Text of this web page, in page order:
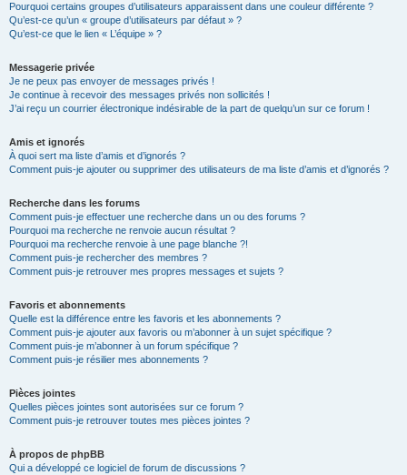
Pourquoi certains groupes d’utilisateurs apparaissent dans une couleur différente ?
Qu’est-ce qu’un « groupe d’utilisateurs par défaut » ?
Qu’est-ce que le lien « L’équipe » ?
Messagerie privée
Je ne peux pas envoyer de messages privés !
Je continue à recevoir des messages privés non sollicités !
J’ai reçu un courrier électronique indésirable de la part de quelqu’un sur ce forum !
Amis et ignorés
À quoi sert ma liste d’amis et d’ignorés ?
Comment puis-je ajouter ou supprimer des utilisateurs de ma liste d’amis et d’ignorés ?
Recherche dans les forums
Comment puis-je effectuer une recherche dans un ou des forums ?
Pourquoi ma recherche ne renvoie aucun résultat ?
Pourquoi ma recherche renvoie à une page blanche ?!
Comment puis-je rechercher des membres ?
Comment puis-je retrouver mes propres messages et sujets ?
Favoris et abonnements
Quelle est la différence entre les favoris et les abonnements ?
Comment puis-je ajouter aux favoris ou m’abonner à un sujet spécifique ?
Comment puis-je m’abonner à un forum spécifique ?
Comment puis-je résilier mes abonnements ?
Pièces jointes
Quelles pièces jointes sont autorisées sur ce forum ?
Comment puis-je retrouver toutes mes pièces jointes ?
À propos de phpBB
Qui a développé ce logiciel de forum de discussions ?